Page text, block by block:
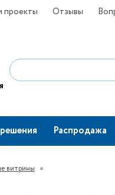
проекты Отзывы
Распродажа
витрины